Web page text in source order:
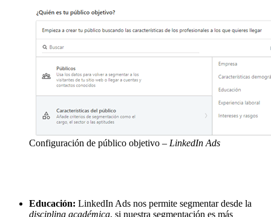
Configuración de público objetivo – LinkedIn Ads
Educación: LinkedIn Ads nos permite segmentar desde la
disciplina académica, si nuestra segmentación es más